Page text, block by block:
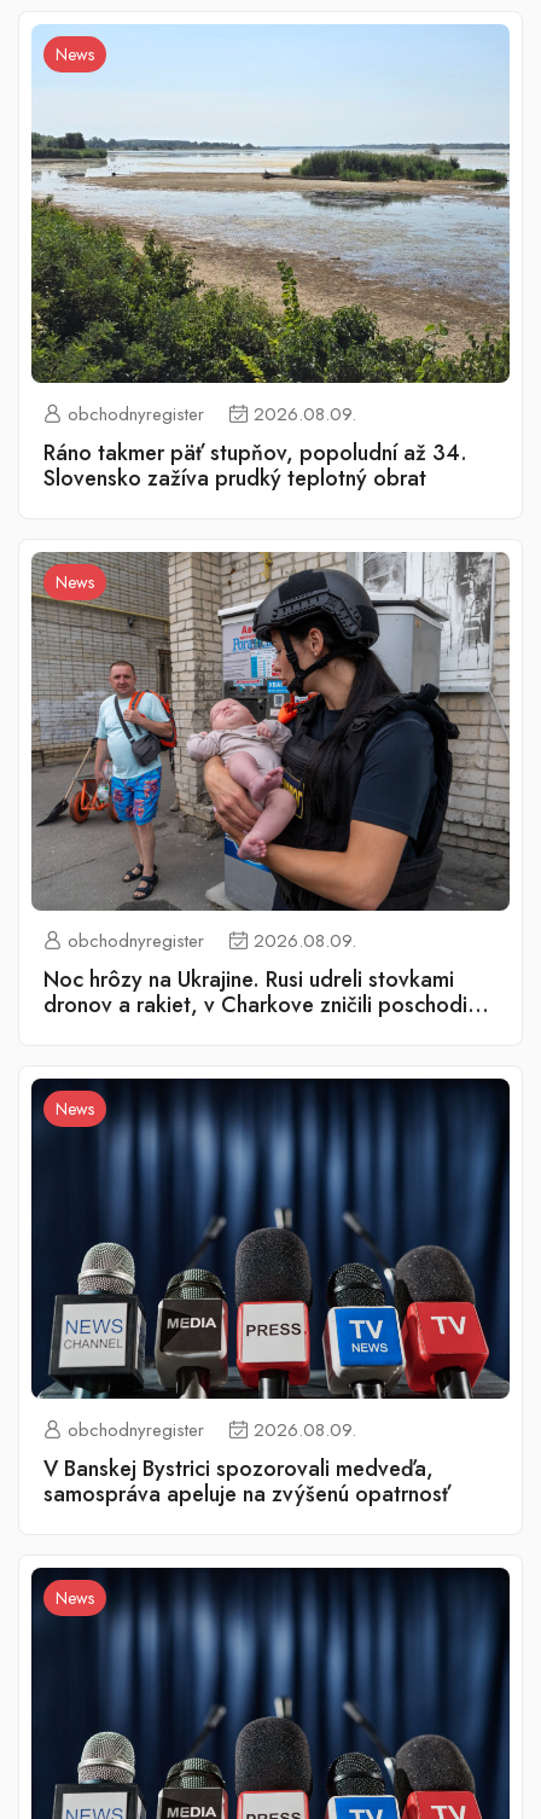
News
obchodnyregister 2026.08.09.
Ráno takmer päť stupňov, popoludní až 34.
Slovensko zažíva prudký teplotný obrat
News
obchodnyregister 2026.08.09.
Noc hrôzy na Ukrajine. Rusi udreli stovkami
dronov a rakiet, v Charkove zničili poschodia
News
obchodnyregister 2026.08.09.
V Banskej Bystrici spozorovali medveďa,
samospráva apeluje na zvýšenú opatrnosť
News